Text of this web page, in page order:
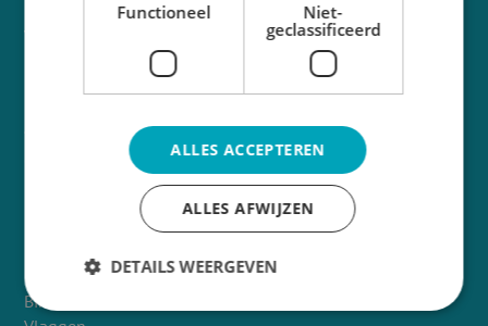
Vacatures
Aanvragen
Premium account voor vaste klanten
Productcategorieën
Buitenreclame
Binnenreclame
Functioneel
Niet-
geclassificeerd
ALLES ACCEPTEREN
ALLES AFWIJZEN
DETAILS WEERGEVEN